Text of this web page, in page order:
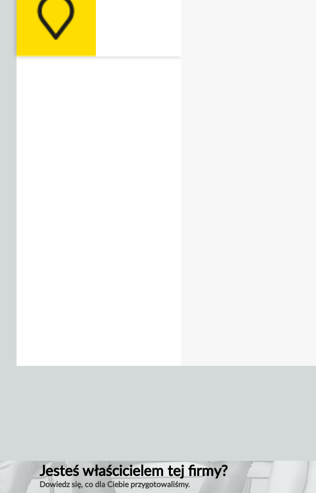
Jesteś właścicielem tej firmy?
Dowiedz się, co dla Ciebie przygotowaliśmy.